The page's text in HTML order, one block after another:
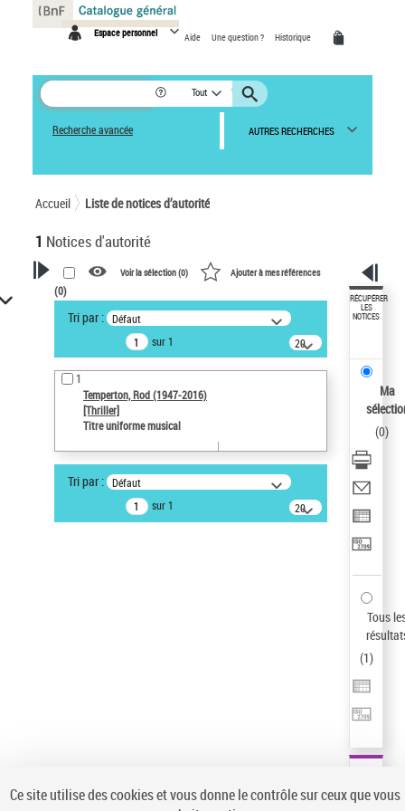
Espace personnel Aide Une question ? Historique
Tout
Recherche avancée AUTRES RECHERCHES
Accueil Liste de notices d’autorité
1 Notices d'autorité
VOTRE RECHERCHE
Recherche avancée dans les
notices d’autorité
Œuvres liées à l'auteur :
Temperton, Rod (1947-2016)
Type de notice d'autorité
Type de notice d'autorité
Voir la sélection (0) Ajouter à mes références
(0)
Tri par : Défaut
sur 1
20
résultats/page
1
Temperton, Rod (1947-2016)
[Thriller]
Titre uniforme musical
Tri par : Défaut
sur 1
20
résultats/page
RÉCUPÉRER
LES
NOTICES
Ma
(0)
Tous
(1)
Panneau de gestion des cookies
Ce site utilise des cookies et vous donne le contrôle sur ceux que vous